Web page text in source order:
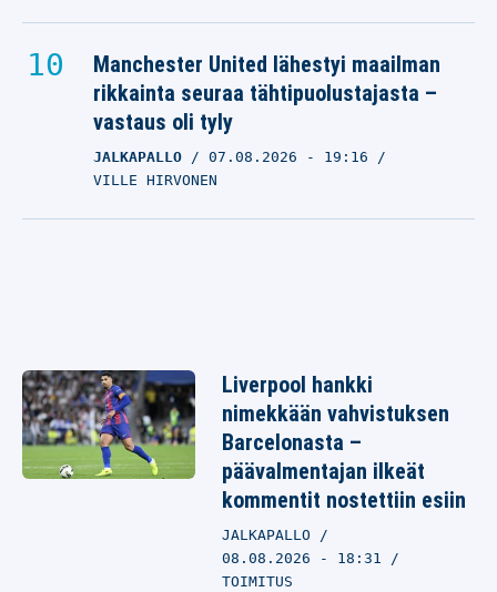
Manchester United lähestyi maailman
rikkainta seuraa tähtipuolustajasta –
vastaus oli tyly
JALKAPALLO 07.08.2026 - 19:16
VILLE HIRVONEN
Liverpool hankki
nimekkään vahvistuksen
Barcelonasta –
päävalmentajan ilkeät
kommentit nostettiin esiin
JALKAPALLO
08.08.2026 - 18:31
TOIMITUS